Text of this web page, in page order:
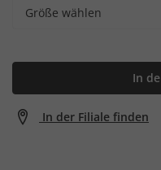
Größe wählen
In
In der Filiale finden